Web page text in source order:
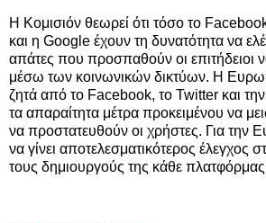
Η Κομισιόν θεωρεί ότι τόσο το
και η Google έχουν τη δυνατότητα να
απάτες που προσπαθούν οι
μέσω των κοινωνικών δικτύων. Η
ζητά από το Facebook, το Twitter και
τα απαραίτητα μέτρα προκειμένου να
να προστατευθούν οι χρήστες. Για την
να γίνει αποτελεσματικότερος
τους δημιουργούς της κάθε